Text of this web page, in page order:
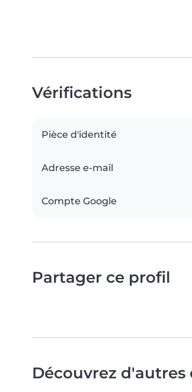
Vérifications
Pièce d'identité
Adresse e-mail
Compte Google
Partager ce profil
Découvrez